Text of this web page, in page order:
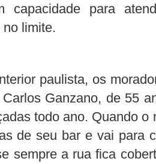
capacidade para
limite.
paulista, os
Ganzano, de 55
todo ano. Quando
de seu bar e vai para
sempre a rua fica